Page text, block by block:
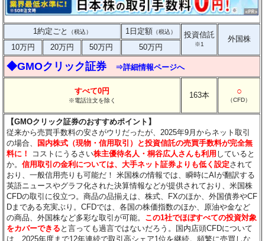
1約定ごと （税込） 1日定額 （税込） 投資信託
※1
外国株
10万円
20万円 50万円 50万円
◆GMOクリック証券 ⇒詳細情報ページへ
すべて0円
※電話注文を除く
163本 ○
（CFD）
【GMOクリック証券のおすすめポイント】
従来から売買手数料の安さがウリだったが、2025年9月からネット取引
の場合、
国内株式（現物・信用取引）と投資信託の売買手数料が完全無
料に！
コストにうるさい株主優待名人・桐谷広人さんも利用 していると
か。信用取引の金利については、大手ネット証券よりも低く設定されて
おり、一般信用売りも可能だ！ 米国株の情報では、瞬時にAIが翻訳する
英語ニュースやグラフ化された決算情報などが提供されており、米国株
CFDの取引に役立つ。商品の品揃えは、株式、FXのほか、外国債券やCF
Dまである充実ぶり。CFDでは、各国の株価指数のほか、原油や金など
の商品、外国株など多彩な取引が可能。 この1社でほぼすべての投資対象
をカバーできる と言っても過言ではないだろう。国内店頭CFDについて
は、2025年度まで12年連続で取引高シェア1位を継続。頻繁に売買しな